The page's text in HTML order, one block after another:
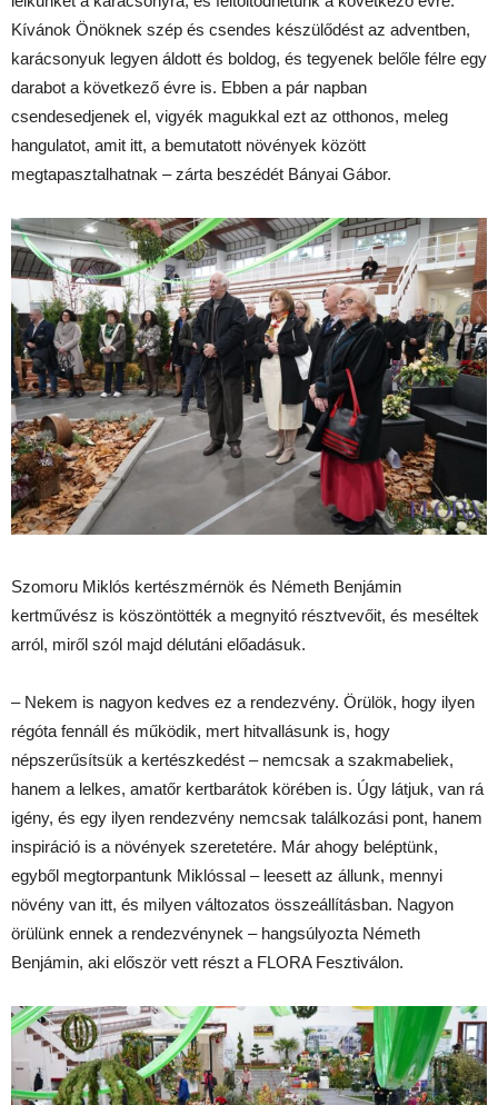
Kívánok Önöknek szép és csendes készülődést az adventben,
karácsonyuk legyen áldott és boldog, és tegyenek belőle félre egy
darabot a következő évre is. Ebben a pár napban
csendesedjenek el, vigyék magukkal ezt az otthonos, meleg
hangulatot, amit itt, a bemutatott növények között
megtapasztalhatnak – zárta beszédét Bányai Gábor.
Szomoru Miklós kertészmérnök és Németh Benjámin
kertművész is köszöntötték a megnyitó résztvevőit, és meséltek
arról, miről szól majd délutáni előadásuk.
– Nekem is nagyon kedves ez a rendezvény. Örülök, hogy ilyen
régóta fennáll és működik, mert hitvallásunk is, hogy
népszerűsítsük a kertészkedést – nemcsak a szakmabeliek,
hanem a lelkes, amatőr kertbarátok körében is. Úgy látjuk, van rá
igény, és egy ilyen rendezvény nemcsak találkozási pont, hanem
inspiráció is a növények szeretetére. Már ahogy beléptünk,
egyből megtorpantunk Miklóssal – leesett az állunk, mennyi
növény van itt, és milyen változatos összeállításban. Nagyon
örülünk ennek a rendezvénynek – hangsúlyozta Németh
Benjámin, aki először vett részt a FLORA Fesztiválon.